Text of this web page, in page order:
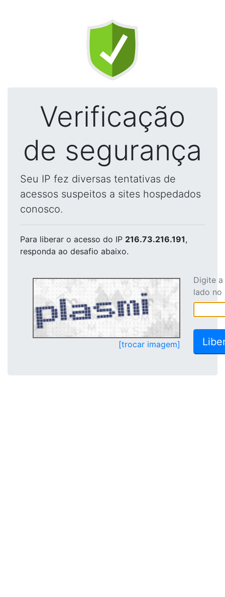
Verificação
de segurança
Seu IP fez diversas tentativas de
acessos suspeitos a sites hospedados
conosco.
Para liberar o acesso do IP 216.73.216.191,
responda ao desafio abaixo.
[trocar imagem]
Digite
lado no